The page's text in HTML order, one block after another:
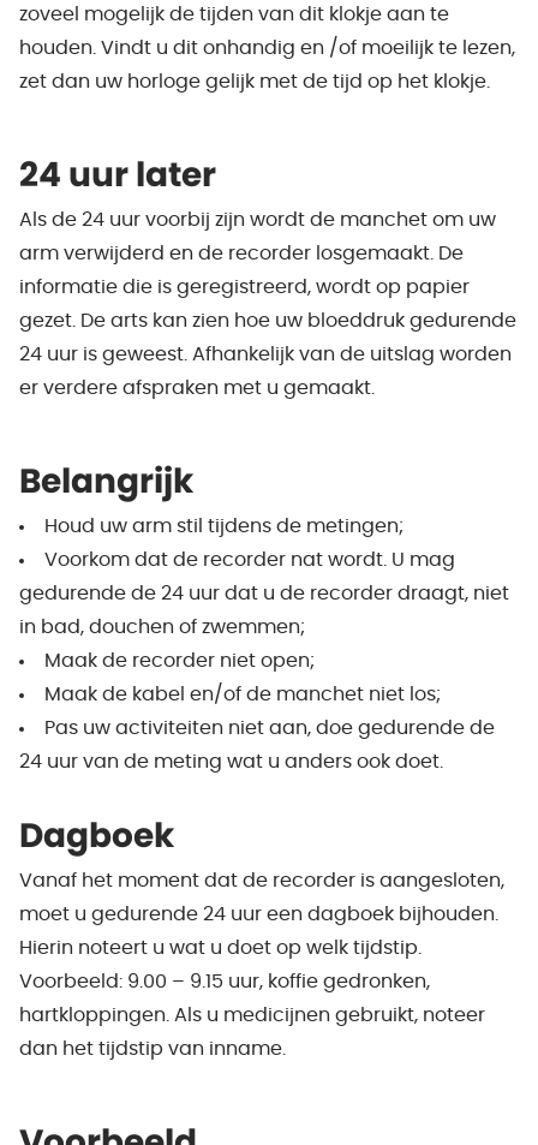
zoveel mogelijk de tijden van dit klokje aan te
houden. Vindt u dit onhandig en /of moeilijk te lezen,
zet dan uw horloge gelijk met de tijd op het klokje.
24 uur later
Als de 24 uur voorbij zijn wordt de manchet om uw
arm verwijderd en de recorder losgemaakt. De
informatie die is geregistreerd, wordt op papier
gezet. De arts kan zien hoe uw bloeddruk gedurende
24 uur is geweest. Afhankelijk van de uitslag worden
er verdere afspraken met u gemaakt.
Belangrijk
Houd uw arm stil tijdens de metingen;
Voorkom dat de recorder nat wordt. U mag
gedurende de 24 uur dat u de recorder draagt, niet
in bad, douchen of zwemmen;
Maak de recorder niet open;
Maak de kabel en/of de manchet niet los;
Pas uw activiteiten niet aan, doe gedurende de
24 uur van de meting wat u anders ook doet.
Dagboek
Vanaf het moment dat de recorder is aangesloten,
moet u gedurende 24 uur een dagboek bijhouden.
Hierin noteert u wat u doet op welk tijdstip.
Voorbeeld: 9.00 – 9.15 uur, koffie gedronken,
hartkloppingen. Als u medicijnen gebruikt, noteer
dan het tijdstip van inname.